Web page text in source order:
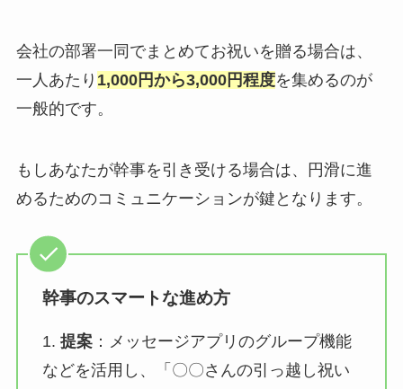
会社の部署一同でまとめてお祝いを贈る場合は、
一人あたり 1,000円から3,000円程度を集めるのが
一般的です。
もしあなたが幹事を引き受ける場合は、円滑に進
めるためのコミュニケーションが鍵となります。
幹事のスマートな進め方
1. 提案：メッセージアプリのグループ機能
などを活用し、「〇〇さんの引っ越し祝い